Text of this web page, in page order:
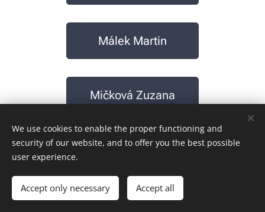
Málek Martin
Mičková Zuzana
Mikayla
Mikayella Art
We use cookies to enable the proper functioning and
security of our website, and to offer you the best possible
user experience.
Accept only necessary Accept all